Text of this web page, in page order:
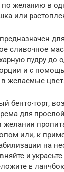
желанию в
или
сливочное
пудру до
и с
в желаемые
бенто-торт,
для
или, к
на
и
в